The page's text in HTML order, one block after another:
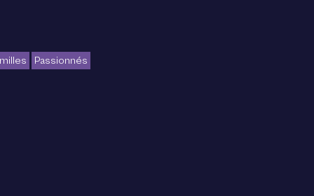
Passionnés